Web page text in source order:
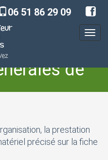
06 51 86 29 09
de
la prestation
précisé sur la fiche